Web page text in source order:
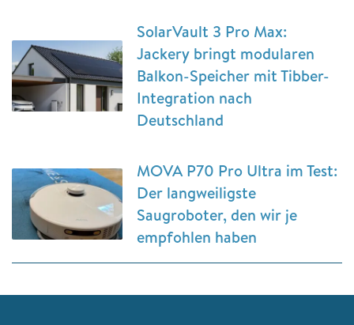
SolarVault 3 Pro Max:
Jackery bringt modularen
Balkon-Speicher mit Tibber-
Integration nach
Deutschland
MOVA P70 Pro Ultra im Test:
Der langweiligste
Saugroboter, den wir je
empfohlen haben